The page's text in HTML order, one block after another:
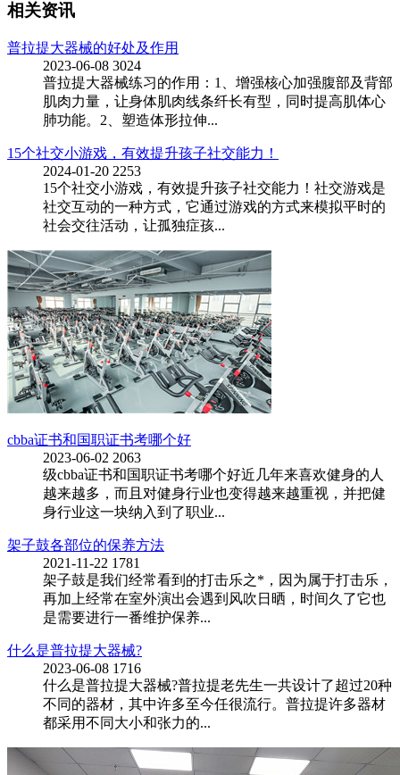
相关资讯
普拉提大器械的好处及作用
2023-06-08 3024
普拉提大器械练习的作用：1、增强核心加强腹部及背部
肌肉力量，让身体肌肉线条纤长有型，同时提高肌体心
肺功能。2、塑造体形拉伸...
15个社交小游戏，有效提升孩子社交能力！
2024-01-20 2253
15个社交小游戏，有效提升孩子社交能力！社交游戏是
社交互动的一种方式，它通过游戏的方式来模拟平时的
社会交往活动，让孤独症孩...
cbba证书和国职证书考哪个好
2023-06-02 2063
级cbba证书和国职证书考哪个好近几年来喜欢健身的人
越来越多，而且对健身行业也变得越来越重视，并把健
身行业这一块纳入到了职业...
架子鼓各部位的保养方法
2021-11-22 1781
架子鼓是我们经常看到的打击乐之*，因为属于打击乐，
再加上经常在室外演出会遇到风吹日晒，时间久了它也
是需要进行一番维护保养...
什么是普拉提大器械?
2023-06-08 1716
什么是普拉提大器械?普拉提老先生一共设计了超过20种
不同的器材，其中许多至今任很流行。普拉提许多器材
都采用不同大小和张力的...